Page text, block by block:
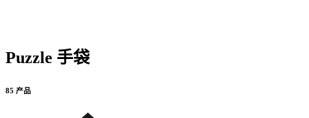
Puzzle 手袋
85 产品